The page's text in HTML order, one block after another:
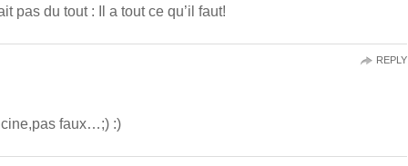
pas du tout : Il a tout ce qu’il faut!
faux…;) :)
REPLY